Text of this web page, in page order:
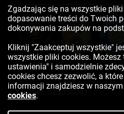
Kontakt:523350041
Zgadzając się na wszystkie
dopasowanie treści do Twoich
dokonywania zakupów na
Kliknij "Zaakceptuj wszystkie"
wszystkie pliki cookies. Możesz
ustawienia" i samodzielnie
cookies chcesz zezwolić, a które
informacji znajdziesz w naszym
cookies.